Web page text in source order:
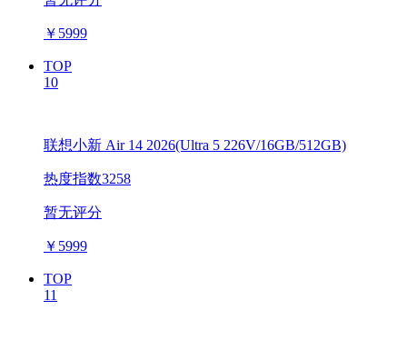
￥ 5999
TOP
10
联想小新 Air 14 2026(Ultra 5 226V/16GB/512GB)
热度指数3258
暂无评分
￥ 5999
TOP
11